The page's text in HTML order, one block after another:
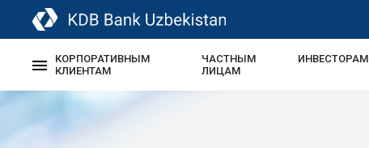
КОРПОРАТИВНЫМ
КЛИЕНТАМ
ЧАСТНЫМ
ЛИЦАМ
ИНВЕСТОРАМ